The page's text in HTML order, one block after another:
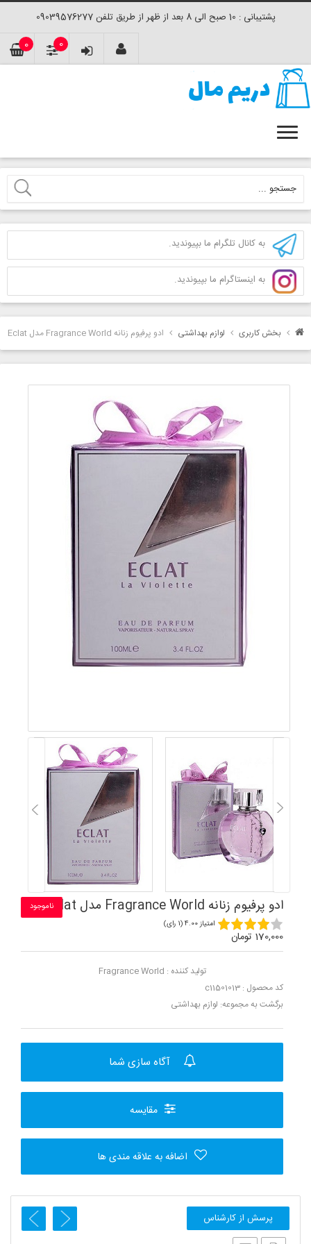
پشتیبانی : 10 صبح الی 8 بعد از ظهر از طریق تلفن 09039576277
0 0
به کانال تلگرام ما بپیوندید.
به اینستاگرام ما بپیوندید.
بخش کاربری لوازم بهداشتی ادو پرفیوم زنانه Fragrance World مدل Eclat
ادو پرفیوم زنانه Fragrance World مدل Eclat ناموجود
امتیاز 4.00 (1 رای)
170,000 تومان
تولید کننده : Fragrance World
کد محصول : c11501013
برگشت به مجموعه: لوازم بهداشتی
آگاه سازی شما
مقایسه
اضافه به علاقه مندی ها
پرسش از کارشناس